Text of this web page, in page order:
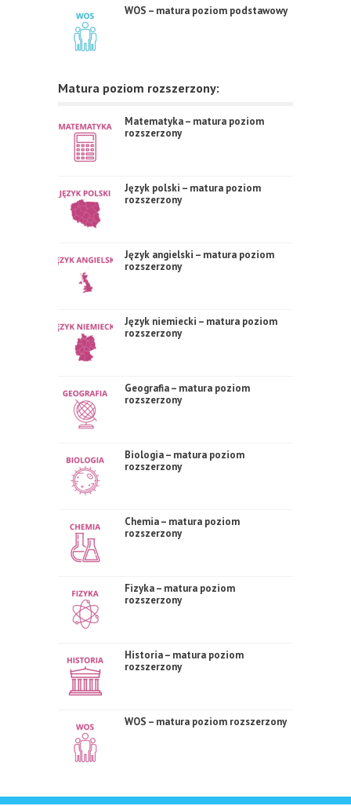
WOS – matura poziom podstawowy
Matura poziom rozszerzony:
Matematyka – matura poziom
rozszerzony
Język polski – matura poziom
rozszerzony
Język angielski – matura poziom
rozszerzony
Język niemiecki – matura poziom
rozszerzony
Geografia – matura poziom
rozszerzony
Biologia – matura poziom
rozszerzony
Chemia – matura poziom
rozszerzony
Fizyka – matura poziom
rozszerzony
Historia – matura poziom
rozszerzony
WOS – matura poziom rozszerzony